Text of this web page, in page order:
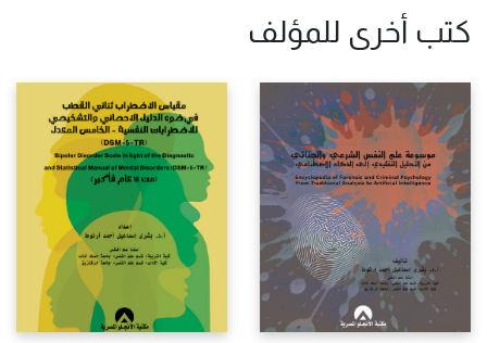
كتب أخرى للمؤلف